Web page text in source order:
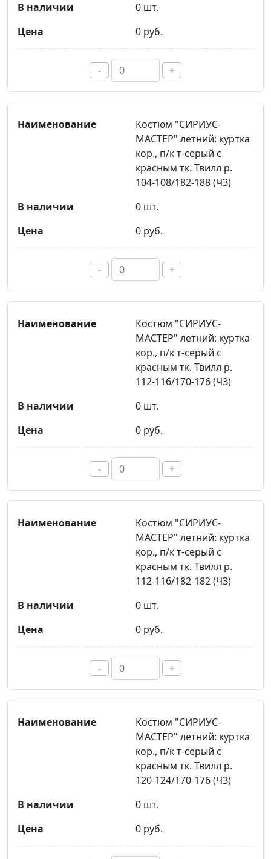
0 шт.
0 руб.
- +
Костюм "СИРИУС-
МАСТЕР" летний: куртка
кор., п/к т-серый с
красным тк. Твилл р.
104-108/182-188 (ЧЗ)
0 шт.
0 руб.
- +
Костюм "СИРИУС-
МАСТЕР" летний: куртка
кор., п/к т-серый с
красным тк. Твилл р.
112-116/170-176 (ЧЗ)
0 шт.
0 руб.
- +
Костюм "СИРИУС-
МАСТЕР" летний: куртка
кор., п/к т-серый с
красным тк. Твилл р.
112-116/182-182 (ЧЗ)
0 шт.
0 руб.
- +
Костюм "СИРИУС-
МАСТЕР" летний: куртка
кор., п/к т-серый с
красным тк. Твилл р.
120-124/170-176 (ЧЗ)
0 шт.
0 руб.